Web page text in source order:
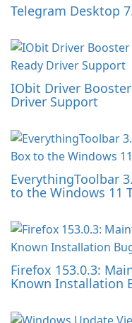
Telegram Desktop
IObit Driver Booster
Driver Support
EverythingToolbar
to the Windows 11
Firefox 153.0.3:
Known Installation